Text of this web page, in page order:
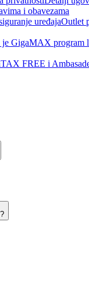
i obavezama
uređajaOutlet
je GigaMAX program
TAX FREE i